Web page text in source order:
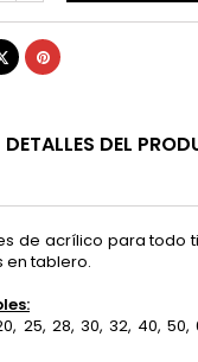
TuitearPinterest
DETALLES DEL
de acrílico para todo
en tablero.
25, 28, 30, 32, 40, 50,